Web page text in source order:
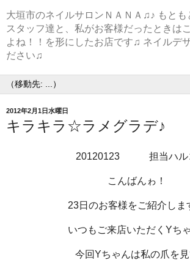
大垣市のネイルサロンＮＡＮＡ♫♪ もとも
スタッフ達と、私がお客様だったときは
よね！！を形にしたお店です♫ ネイルデ
ださい♫
2012年2月1日水曜日
キラキラ☆ラメグラデ♪
20120123 担当ハル
こんばんゎ！
23日のお客様をご紹介し
いつもご来店いただくYち
今回Yちゃんは私の爪を見